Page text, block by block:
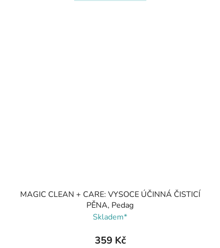
MAGIC CLEAN + CARE: VYSOCE ÚČINNÁ ČISTICÍ
PĚNA, Pedag
Skladem*
359 Kč